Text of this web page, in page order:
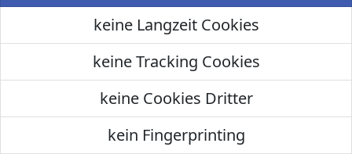
keine Langzeit Cookies
keine Tracking Cookies
keine Cookies Dritter
kein Fingerprinting